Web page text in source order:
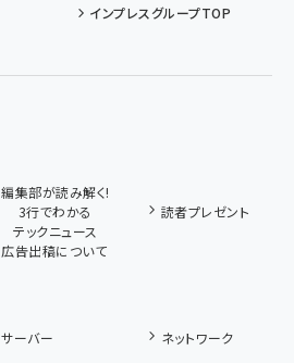
インプレスグループTOP
編集部が読み解く!
3行でわかる
テックニュース
読者プレゼント
広告出稿について
サーバー
ネットワーク